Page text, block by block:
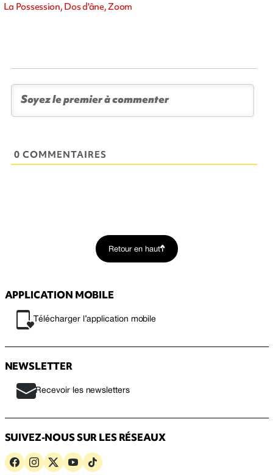
La Possession, Dos d'âne, Zoom
0 COMMENTAIRES
Retour en haut
APPLICATION MOBILE
Télécharger l’application mobile
NEWSLETTER
Recevoir les newsletters
SUIVEZ-NOUS SUR LES RÉSEAUX